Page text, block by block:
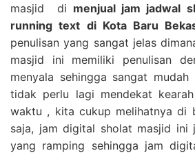
masjid di menjual jam jadwal
running text di Kota Baru
penulisan yang sangat jelas
masjid ini memiliki penulisan
menyala sehingga sangat
tidak perlu lagi mendekat
waktu , kita cukup melihatnya di
saja, jam digital sholat masjid ini
yang ramping sehingga jam